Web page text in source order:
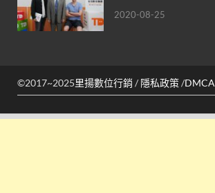
2020-08-25
©2017~2025里揚數位行銷 / 隱私政策/DMCA